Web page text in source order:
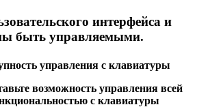
интерфейса и
быть управляемыми.
управления с клавиатуры
возможность управления всей
с клавиатуры